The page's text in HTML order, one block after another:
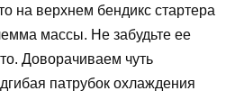
на верхнем бендикс стартера
массы. Не забудьте ее
Доворачиваем чуть
патрубок охлаждения